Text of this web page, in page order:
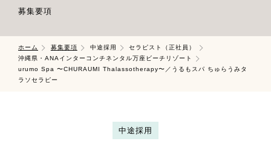
募集要項
ホーム 募集要項 中途採用
セラピスト（正社員）
沖縄県・ANAインターコンチネンタル万座ビーチリゾート
urumo Spa 〜CHURAUMI Thalassotherapy〜／うるもスパ ちゅらうみタ
ラソセラピー
中途採用